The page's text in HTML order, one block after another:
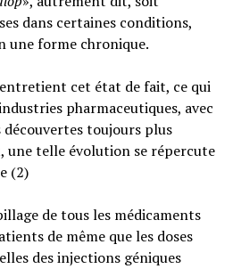
dans certaines conditions,
une forme chronique.
cet état de fait, ce qui
pharmaceutiques, avec
découvertes toujours plus
une telle évolution se répercute
(2)
de tous les médicaments
de même que les doses
des injections géniques